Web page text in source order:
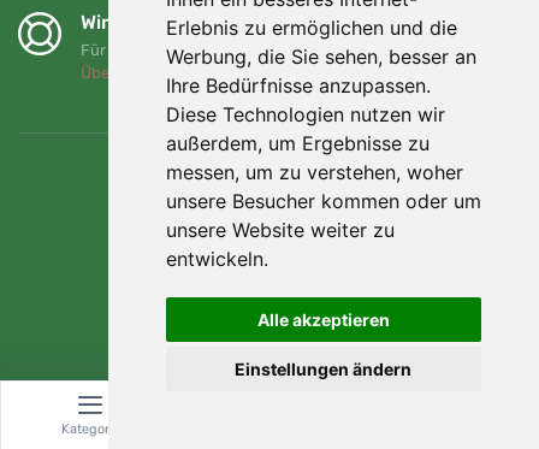
Erlebnis zu ermöglichen und die
Werbung, die Sie sehen, besser an
Ihre Bedürfnisse anzupassen.
Diese Technologien nutzen wir
außerdem, um Ergebnisse zu
messen, um zu verstehen, woher
unsere Besucher kommen oder um
unsere Website weiter zu
entwickeln.
Alle akzeptieren
Einstellungen ändern
Wir unterstützen Trees.org
Für jede Bestellung pflanzen wir einen Baum! Mehr lesen
Über uns
Kategorie